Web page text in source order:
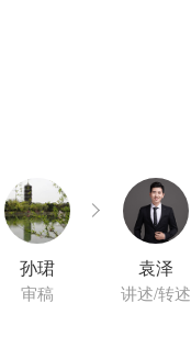
孙珺
审稿
袁泽
讲述/转述